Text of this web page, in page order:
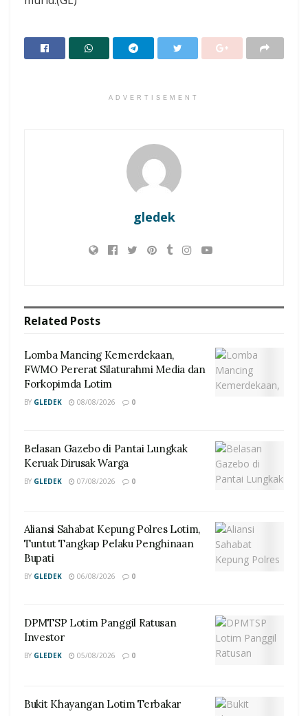
ADVERTISEMENT
gledek
Related Posts
Lomba Mancing Kemerdekaan,
FWMO Pererat Silaturahmi Media dan
Forkopimda Lotim
BY GLEDEK 08/08/2026 0
Belasan Gazebo di Pantai Lungkak
Keruak Dirusak Warga
BY GLEDEK 07/08/2026 0
Aliansi Sahabat Kepung Polres Lotim,
Tuntut Tangkap Pelaku Penghinaan
Bupati
BY GLEDEK 06/08/2026 0
DPMTSP Lotim Panggil Ratusan
Investor
BY GLEDEK 05/08/2026 0
Bukit Khayangan Lotim Terbakar